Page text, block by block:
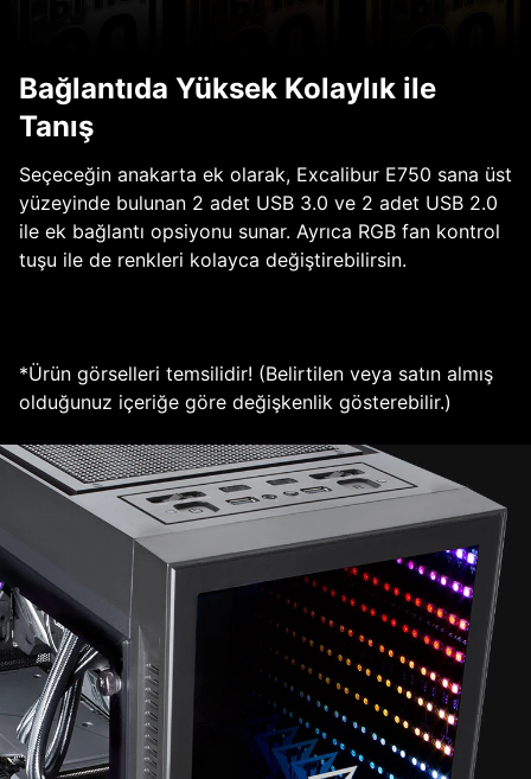
Bağlantıda Yüksek Kolaylık ile
Tanış
Seçeceğin anakarta ek olarak, Excalibur E750 sana üst
yüzeyinde bulunan 2 adet USB 3.0 ve 2 adet USB 2.0
ile ek bağlantı opsiyonu sunar. Ayrıca RGB fan kontrol
tuşu ile de renkleri kolayca değiştirebilirsin.
*Ürün görselleri temsilidir! (Belirtilen veya satın almış
olduğunuz içeriğe göre değişkenlik gösterebilir.)